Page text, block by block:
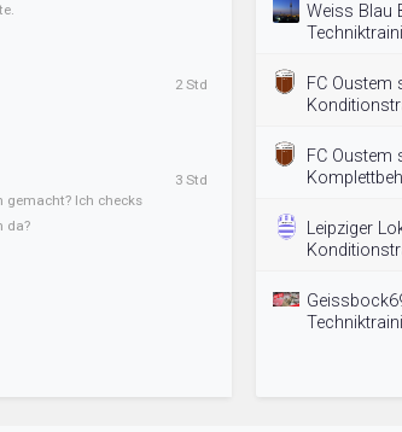
2 Std
gemacht? Ich checks
da?
3 Std
Weiss Blau
FC Oustem
FC Oustem
Leipziger